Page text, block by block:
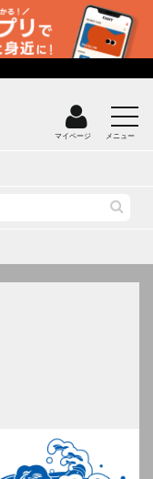
マイページ メニュー